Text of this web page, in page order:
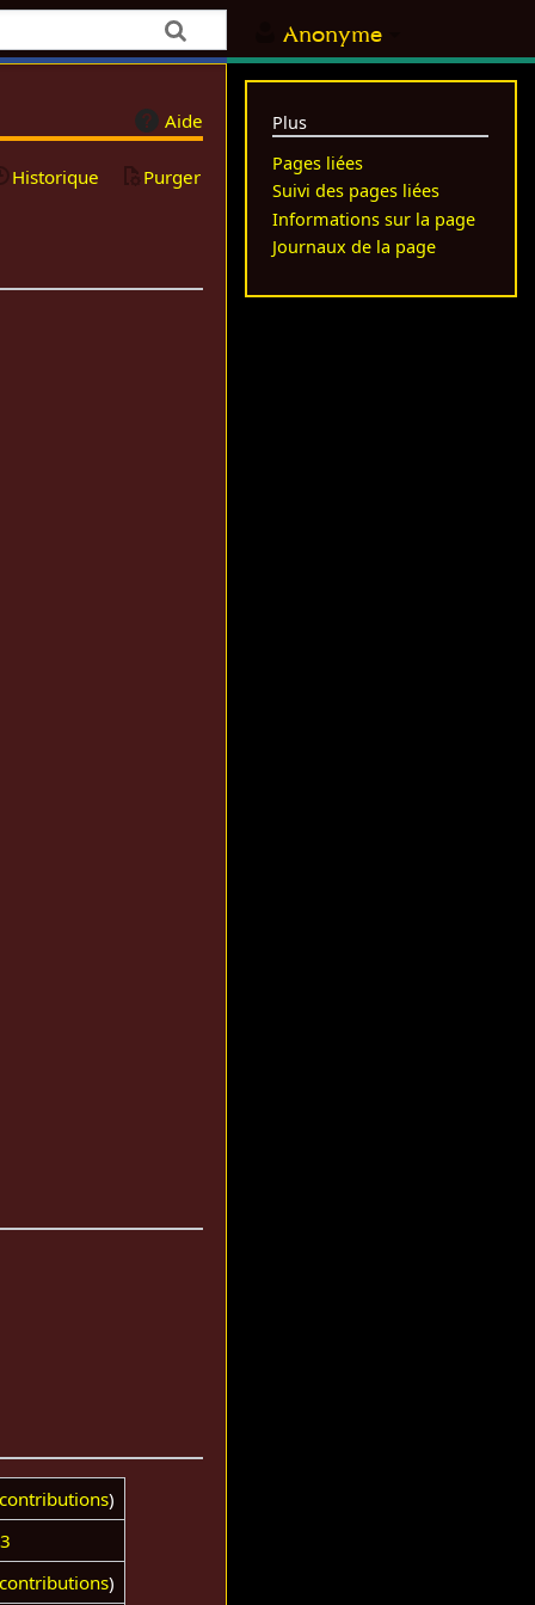
Anonyme
Aide
Historique Purger
)
)
Plus
Pages liées
Suivi des pages liées
Informations sur la page
Journaux de la page